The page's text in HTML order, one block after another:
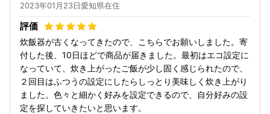
2023年01月23日愛知県在住
炊飯器が古くなってきたので、こちらでお願いしました。寄
付した後、10日ほどで商品が届きました。最初はエコ設定に
なっていて、炊き上がったご飯が少し固く感じられたので、
２回目はふつうの設定にしたらしっとり美味しく炊き上がり
ました。色々と細かく好みを設定できるので、自分好みの設
定を探していきたいと思います。